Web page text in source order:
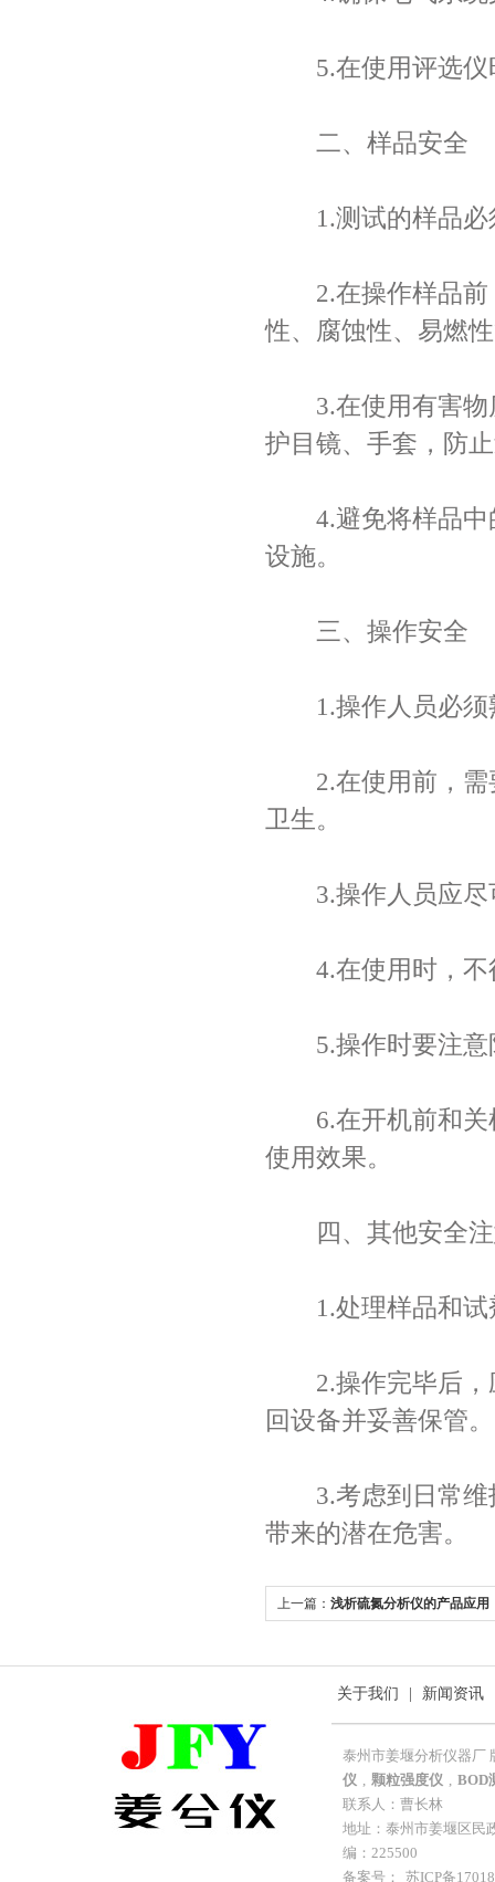
5.在使用评选仪
二、样品安全
1.测试的样品必
2.在操作样品前
性、腐蚀性、易燃
3.在使用有害物
护目镜、手套，防
4.避免将样品中
设施。
三、操作安全
1.操作人员必须
2.在使用前，需
卫生。
3.操作人员应尽
4.在使用时，不
5.操作时要注意
6.在开机前和关
使用效果。
四、其他安全注
1.处理样品和试
2.操作完毕后，
回设备并妥善保管。
3.考虑到日常维
带来的潜在危害。
上一篇： 浅析硫氮分析仪的产品应用
关于我们 新闻资讯
泰州市姜堰分析仪器厂
仪 , 颗粒强度仪 , BOD
联系人：曹长林
地址：泰州市姜堰区民
编：225500
备案号：
苏ICP备